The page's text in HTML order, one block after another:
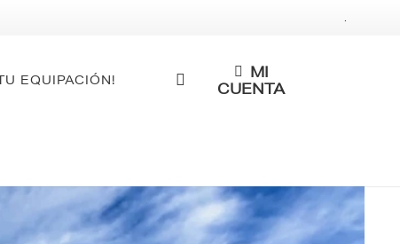
.
EQUIPACIÓN!
MI
CUENTA